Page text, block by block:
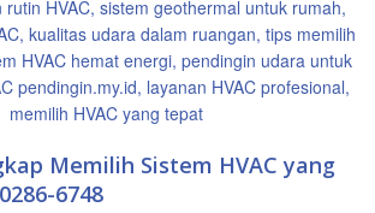
Memilih Sistem HVAC yang
6748